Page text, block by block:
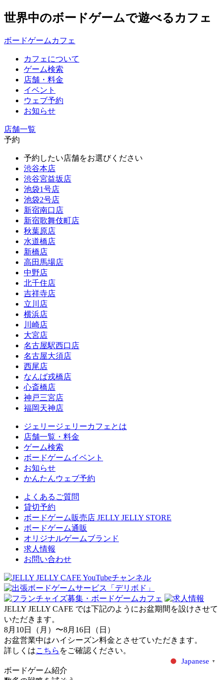
世界中のボードゲームで遊べるカフェ
ボードゲームカフェ
カフェについて
ゲーム検索
店舗・料金
イベント
ウェブ予約
お知らせ
店舗一覧
予約
予約したい店舗をお選びください
渋谷本店
渋谷宮益坂店
池袋1号店
池袋2号店
新宿南口店
新宿歌舞伎町店
秋葉原店
水道橋店
新橋店
高田馬場店
中野店
北千住店
吉祥寺店
立川店
横浜店
川崎店
大宮店
名古屋駅西口店
名古屋大須店
西尾店
なんば戎橋店
心斎橋店
神戸三宮店
福岡天神店
ジェリージェリーカフェとは
店舗一覧・料金
ゲーム検索
ボードゲームイベント
お知らせ
かんたんウェブ予約
よくあるご質問
貸切予約
ボードゲーム販売店 JELLY JELLY STORE
ボードゲーム通販
オリジナルゲームブランド
求人情報
お問い合わせ
JELLY JELLY CAFE では下記のようにお盆期間を設けさせて
いただきます。
8月10日（月）〜8月16日（日）
お盆営業中はハイシーズン料金とさせていただきます。
詳しくはこちら をご確認ください。
Japanese ▼
ボードゲーム紹介